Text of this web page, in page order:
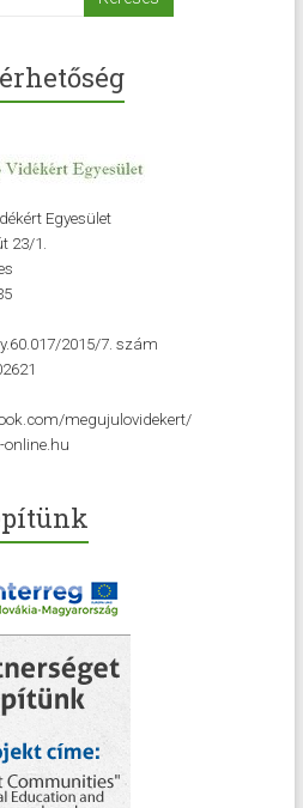
Egyesület
23/1.
2015/7. szám
megujulovidekert/